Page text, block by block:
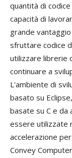
quantità di
capacità di
grande
sfruttare codice
utilizzare librerie
continuare a
L'ambiente di
basato su
basate su C e da
essere utilizzate
accelerazione
Convey